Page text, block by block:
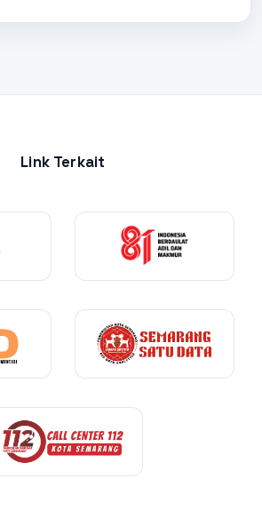
generasi kecerdasan buatan
hanya mengan
Link Terkait